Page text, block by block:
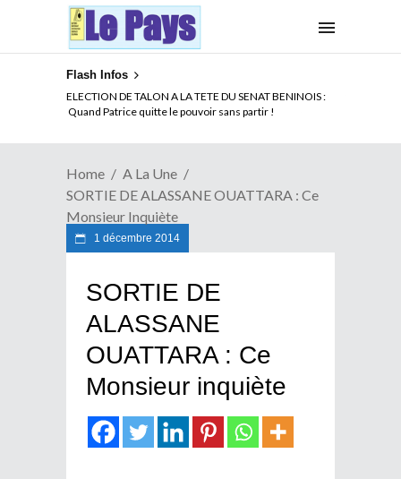
Flash Infos
ELECTION DE TALON A LA TETE DU SENAT BENINOIS :
Quand Patrice quitte le pouvoir sans partir !
Home
A La Une
SORTIE DE ALASSANE OUATTARA : Ce
Monsieur Inquiète
1 décembre 2014
SORTIE DE
ALASSANE
OUATTARA : Ce
Monsieur inquiète